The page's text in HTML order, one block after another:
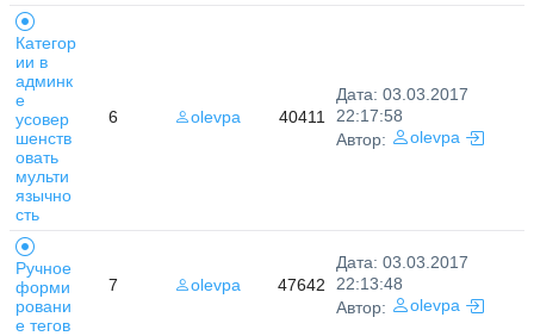
Категор
ии в
админк
е
усовер
шенств
овать
мульти
язычно
сть
6 olevpa 40411
Дата: 03.03.2017
22:17:58
Автор:
olevpa
Ручное
форми
ровани
е тегов
7 olevpa 47642
Дата: 03.03.2017
22:13:48
Автор:
olevpa